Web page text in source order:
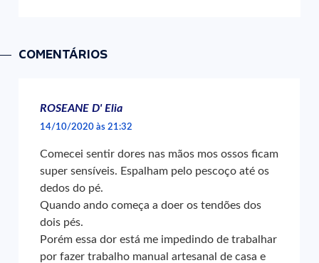
COMENTÁRIOS
ROSEANE D' Elia
14/10/2020 às 21:32
Comecei sentir dores nas mãos mos ossos ficam
super sensíveis. Espalham pelo pescoço até os
dedos do pé.
Quando ando começa a doer os tendões dos
dois pés.
Porém essa dor está me impedindo de trabalhar
por fazer trabalho manual artesanal de casa e